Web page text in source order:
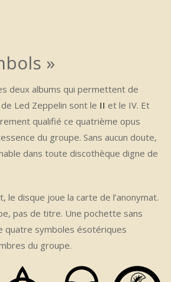
»
deux albums qui permettent de
Led Zeppelin sont le II et le IV. Et
qualifié ce quatrième opus
du groupe. Sans aucun doute,
dans toute discothèque digne de
le disque joue la carte de l’anonymat.
pas de titre. Une pochette sans
quatre symboles ésotériques
du groupe.